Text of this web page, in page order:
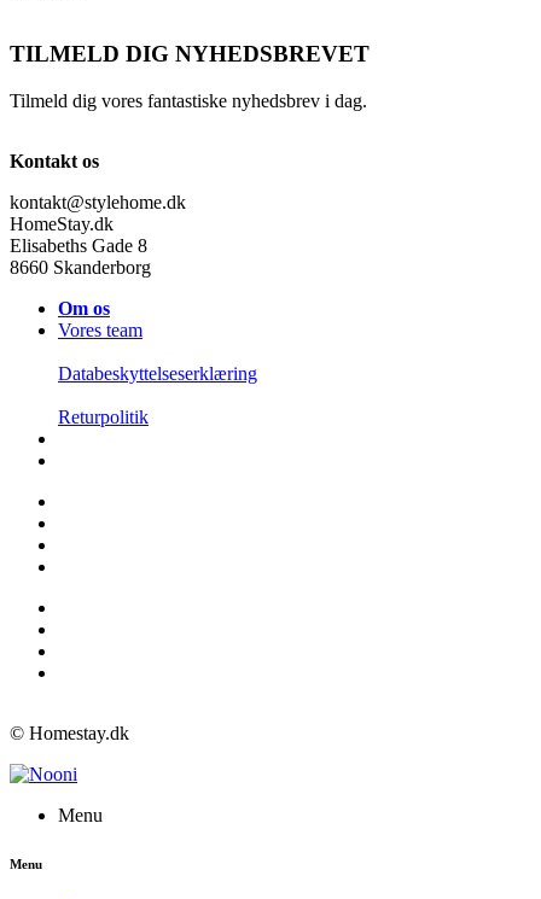
TILMELD DIG NYHEDSBREVET
Tilmeld dig vores fantastiske nyhedsbrev i dag.
Kontakt os
kontakt@stylehome.dk
HomeStay.dk
Elisabeths Gade 8
8660 Skanderborg
Om os
Vores team
Databeskyttelseserklæring
Returpolitik
© Homestay.dk
Menu
Menu